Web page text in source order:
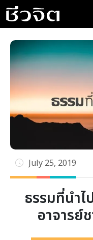
Skip
to
content
July 25, 2019
ธรรมที่นำ
อาจาร